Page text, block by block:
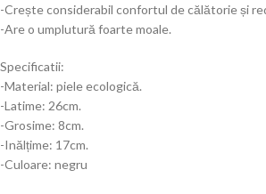
-Crește considerabil confortul de călătorie și
-Are o umplutură foarte moale.
Specificatii:
-Material: piele ecologică.
-Latime: 26cm.
-Grosime: 8cm.
-Inălțime: 17cm.
-Culoare: negru